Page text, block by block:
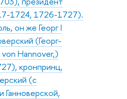
1724, 1726-1727).
он же Георг I
(Георг-
Hannover,)
кронпринц,
(с